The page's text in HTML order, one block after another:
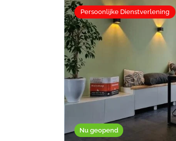
Nu geopend
Persoonlijke Dienstverlening